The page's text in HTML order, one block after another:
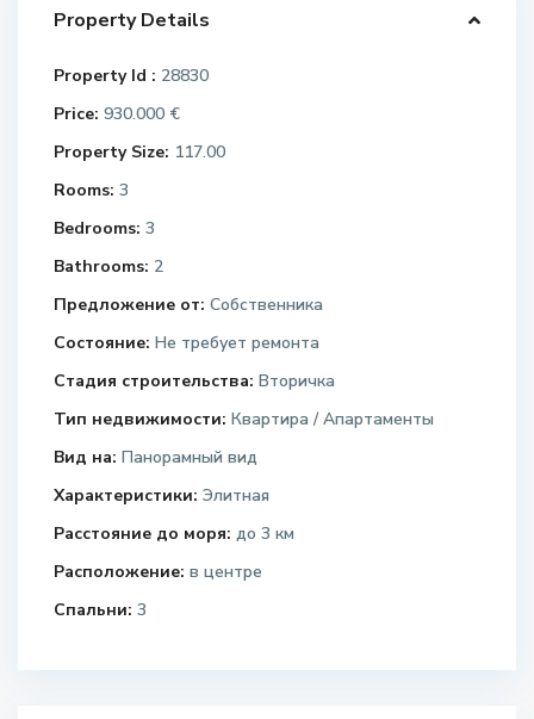
Property Details
Property Id : 28830
Price: 930.000 €
Property Size: 117.00
Rooms: 3
Bedrooms: 3
Bathrooms: 2
Предложение от: Собственника
Состояние: Не требует ремонта
Стадия строительства: Вторичка
Тип недвижимости: Квартира / Апартаменты
Вид на: Панорамный вид
Характеристики: Элитная
Расстояние до моря: до 3 км
Расположение: в центре
Спальни: 3